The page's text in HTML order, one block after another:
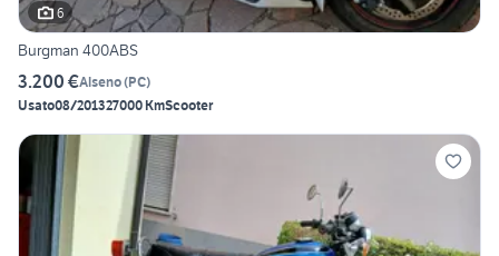
6
Burgman 400ABS
3.200 €Alseno(PC)
Usato08/201327000 KmScooter